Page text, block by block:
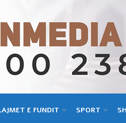
E FUNDIT SPORT